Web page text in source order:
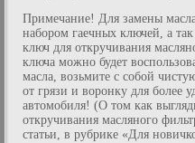
Примечание! Для замены
набором гаечных ключей, а
ключ для откручивания
ключа можно будет
масла, возьмите с собой
от грязи и воронку для более
автомобиля! (О том как
откручивания масляного
статьи, в рубрике «Для